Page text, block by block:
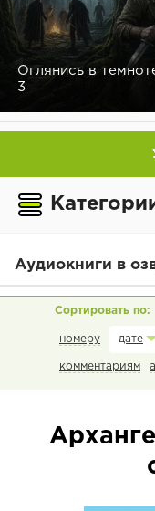
Оглянись в
3
Аудиокниги в
номеру дате
комментариям